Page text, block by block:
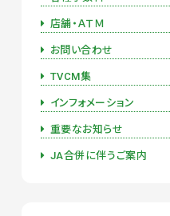
店舗・ＡＴＭ
お問い合わせ
TVCM集
インフォメーション
重要なお知らせ
JA合併に伴うご案内